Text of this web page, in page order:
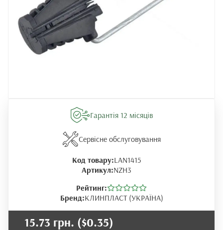
Гарантія 12 місяців
Сервісне обслуговування
Код товару:LAN1415
Артикул:NZH3
Рейтинг:
Бренд:КЛИНПЛАСТ (УКРАЇНА)
15.73 грн. ($0.35)